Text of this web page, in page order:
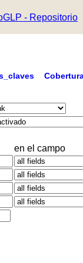
- Repositorio
en el campo